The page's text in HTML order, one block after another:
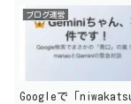
ブログ運営
Googleで「